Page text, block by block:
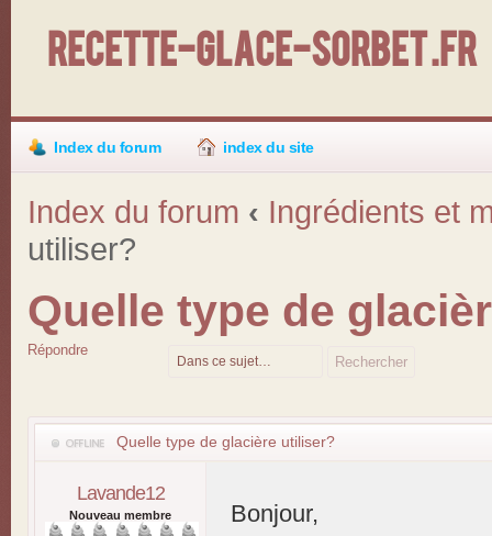
Recette-Glace-Sorbet .fr
Index du forum index du site
Index du forum ‹ Ingrédients et
utiliser?
Quelle type de
Répondre
Quelle type de glacière utiliser?
Lavande12
Nouveau membre Bonjour,